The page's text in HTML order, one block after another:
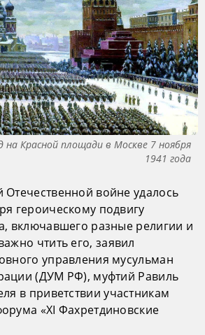
Красной площади в Москве 7 ноября
1941 года
войне удалось
героическому подвигу
включавшего разные религии и
чтить его, заявил
управления мусульман
(ДУМ РФ), муфтий Равиль
в приветствии участникам
«XI Фахретдиновские